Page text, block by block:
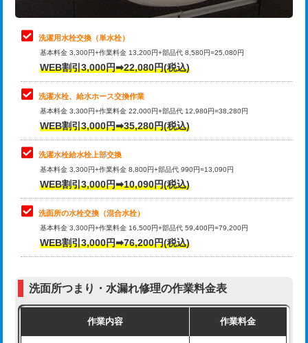
管・ポリ管・HT管使用/3ｍまで)
給水管工事※（ライニング鋼管・銅
管・ポリ管・HT管使用/3ｍ超え)
排水管工事（土の掘削・埋め戻し作
業）
排水管工事（排水管工事/3ｍまで） 55,000円
排水管工事（追加 排水管工事/3ｍ超
え）
マス交換（土の掘削・埋め戻し作業）
マス交換（深さ50㎝未満）
マス交換（深さ50㎝以上）
モルタル補修（厚さ10㎝まで） 27,500円
止水・漏水調査・防水処理・清掃・修
理・調整・分解・加工など（中作業）
22,000円
止水・漏水調査・防水処理・清掃・修
理・調整・分解・加工など（重作業）
33,000円
キッチンタンク脱着
その他部品の脱着
交換・取付（タンク）
交換・取付(単水栓（壁付・デッキ
式）)
交換・取付(混合水栓（壁付・デッキ
式・ワンホール）)
16,500円+材料費
（P/S/ポップアップ））
交換・取付（その他部品） 11,000円+材料費
持込商品取付（単水栓） 13,200円
洗濯用水栓交換（単水栓）
基本料金 3,300円+作業料金 13,200円+部品代 8,580円=25,080円
WEB割引3,000円➡22,080円(税込)
洗濯水栓、給水ホース交換作業
基本料金 3,300円+作業料金 22,000円+部品代 12,980円=38,280円
WEB割引3,000円➡35,280円(税込)
洗濯水栓給水栓上部交換
基本料金 3,300円+作業料金 8,800円+部品代 990円=13,090円
WEB割引3,000円➡10,090円(税込)
洗面所の水栓交換（混合水栓）
基本料金 3,300円+作業料金 16,500円+部品代 59,400円=79,200円
WEB割引3,000円➡76,200円(税込)
洗面所つまり・水漏れ修理の作業料金表
作業内容 作業料金